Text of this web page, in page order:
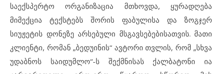
საექსპერტო ორგანიზაცია მთხოვდა, ყურადღება
მიმექცია ტექსტებს შორის ფაბულისა და ზოგჯერ
სიუჟეტის დონეზე არსებული მსგავსებებისათვის. მათი
კლიენტი, რომან „ბედუინის“ ავტორი თვლის, რომ „სხვა
უდაბნოს საიდუმლო“-ს შექმნისას ქალბატონი ია